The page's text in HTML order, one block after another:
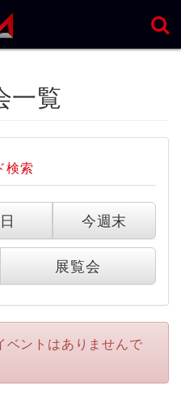
一覧
検索
今週末
展覧会
ベントはありませんで